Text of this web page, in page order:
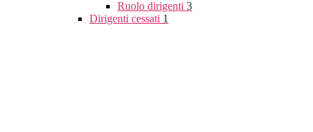
Ruolo dirigenti 3
Dirigenti cessati 1